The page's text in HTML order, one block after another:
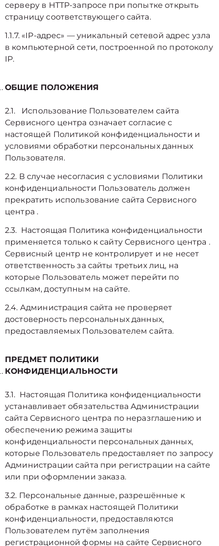
серверу в HTTP-запросе при попытке открыть
страницу соответствующего сайта.
1.1.7. «IP-адрес» — уникальный сетевой адрес узла
в компьютерной сети, построенной по протоколу
IP.
ОБЩИЕ ПОЛОЖЕНИЯ
2.1. Использование Пользователем сайта
Сервисного центра означает согласие с
настоящей Политикой конфиденциальности и
условиями обработки персональных данных
Пользователя.
2.2. В случае несогласия с условиями Политики
конфиденциальности Пользователь должен
прекратить использование сайта Сервисного
центра .
2.3. Настоящая Политика конфиденциальности
применяется только к сайту Сервисного центра .
Сервисный центр не контролирует и не несет
ответственность за сайты третьих лиц, на
которые Пользователь может перейти по
ссылкам, доступным на сайте.
2.4. Администрация сайта не проверяет
достоверность персональных данных,
предоставляемых Пользователем сайта.
ПРЕДМЕТ ПОЛИТИКИ
КОНФИДЕНЦИАЛЬНОСТИ
3.1. Настоящая Политика конфиденциальности
устанавливает обязательства Администрации
сайта Сервисного центра по неразглашению и
обеспечению режима защиты
конфиденциальности персональных данных,
которые Пользователь предоставляет по запросу
Администрации сайта при регистрации на сайте
или при оформлении заказа.
3.2. Персональные данные, разрешённые к
обработке в рамках настоящей Политики
конфиденциальности, предоставляются
Пользователем путём заполнения
регистрационной формы на cайте Сервисного